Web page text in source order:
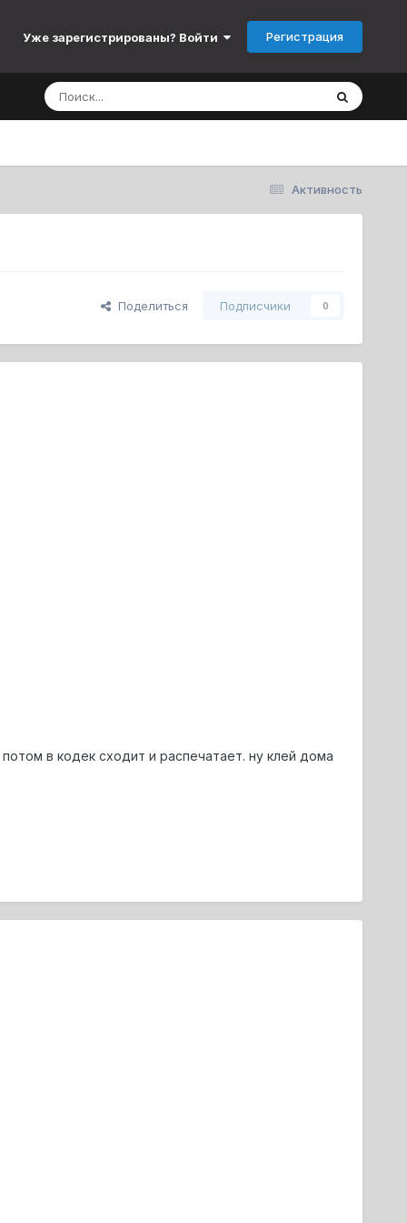
Уже зарегистрированы? Войти Регистрация
Активность
Поделиться Подписчики 0
в кодек сходит и распечатает. ну клей дома